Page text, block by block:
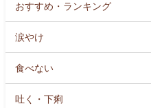
おすすめ・ランキング
涙やけ
食べない
吐く・下痢